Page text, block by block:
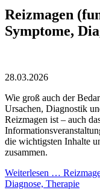
Reizmagen
Symptome,
28.03.2026
Wie groß auch der
Ursachen, Diagnostik
Reizmagen ist – auch
die wichtigsten Inhalte
zusammen.
Weiterlesen …
Diagnose, Therapie